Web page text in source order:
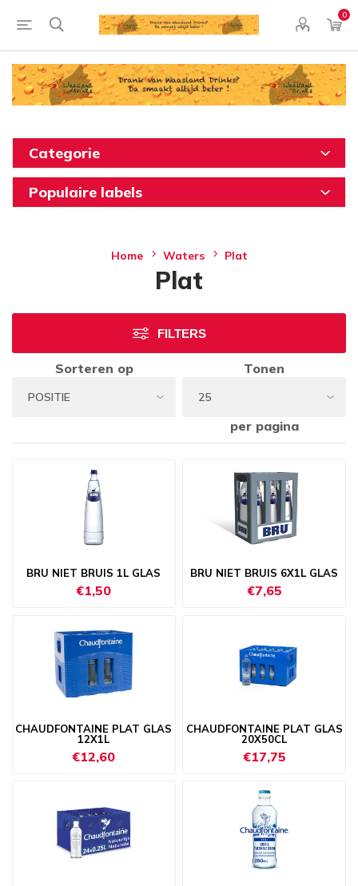
0
Categorie
Populaire labels
Home Waters Plat
Plat
FILTERS
Sorteren op Tonen
per pagina
BRU NIET BRUIS 1L GLAS
€1,50
BRU NIET BRUIS 6X1L GLAS
€7,65
CHAUDFONTAINE PLAT GLAS
12X1L
€12,60
CHAUDFONTAINE PLAT GLAS
20X50CL
€17,75